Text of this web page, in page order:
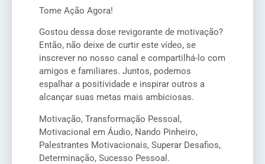
Tome Ação Agora!
Gostou dessa dose revigorante de motivação?
Então, não deixe de curtir este vídeo, se
inscrever no nosso canal e compartilhá-lo com
amigos e familiares. Juntos, podemos
espalhar a positividade e inspirar outros a
alcançar suas metas mais ambiciosas.
Motivação, Transformação Pessoal,
Motivacional em Áudio, Nando Pinheiro,
Palestrantes Motivacionais, Superar Desafios,
Determinação, Sucesso Pessoal.